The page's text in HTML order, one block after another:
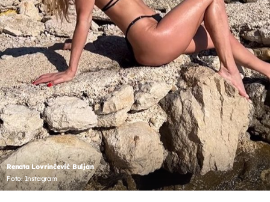
Renata Lovrinčević Buljan
Foto: Instagram